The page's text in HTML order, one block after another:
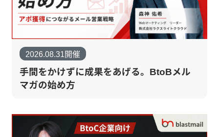
2026.08.31開催
手間をかけずに成果をあげる。BtoBメル
マガの始め方